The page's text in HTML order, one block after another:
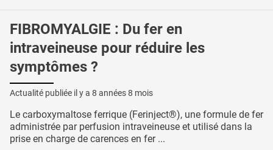
FIBROMYALGIE : Du fer en
intraveineuse pour réduire les
symptômes ?
Actualité publiée il y a 8 années 8 mois
Le carboxymaltose ferrique (Ferinject®), une formule de fer
administrée par perfusion intraveineuse et utilisé dans la
prise en charge de carences en fer ...